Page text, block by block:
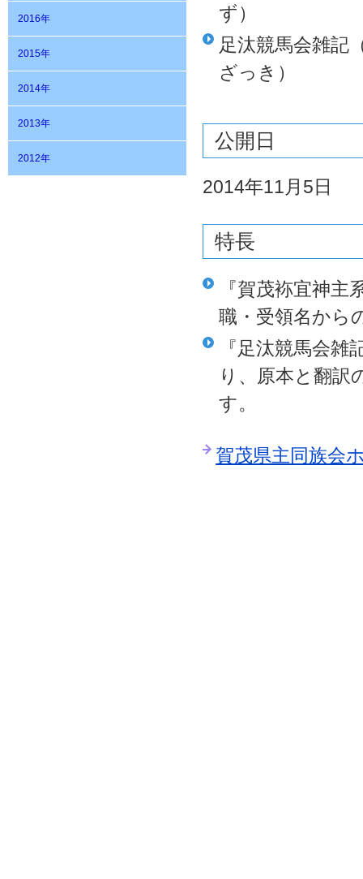
2016年
2015年
2014年
2013年
2012年
ず）
足汰競馬会雑記
ざっき）
公開日
2014年11月5日
特長
『賀茂袮宜神
職・受領名から
『足汰競馬会
り、原本と翻訳
す。
賀茂県主同族会